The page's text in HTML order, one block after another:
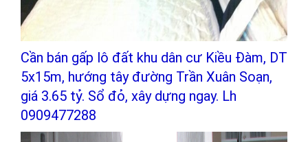
Cần bán gấp lô đất khu dân cư Kiều Đàm, DT
5x15m, hướng tây đường Trần Xuân Soạn,
giá 3.65 tỷ. Sổ đỏ, xây dựng ngay. Lh
0909477288